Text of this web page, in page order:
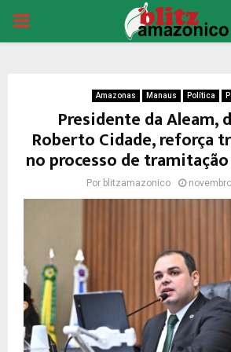
PRIMARY
Amazonas Manaus Política
Presidente da Aleam,
Roberto Cidade, reforça
no processo de tramitação
Por blitzamazonico